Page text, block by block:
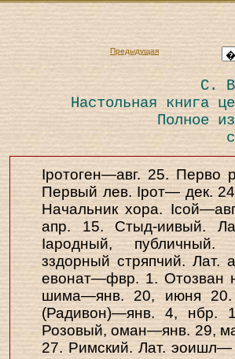
Предыдущая
С.
Настольная книга
Полное
Іротоген—авг. 25.
Первый лев. Ірот— дек.
Начальник хора.
апр. 15. Стыд-иивый.
Іародный, публичный.
зздорный стряпчий.
евонат—фвр. 1. Отозван
шима—янв. 20, июня 20.
(Радивон)—янв. 4, нбр.
Розовый, оман—янв. 29,
27. Римский. Лат. эоишл—